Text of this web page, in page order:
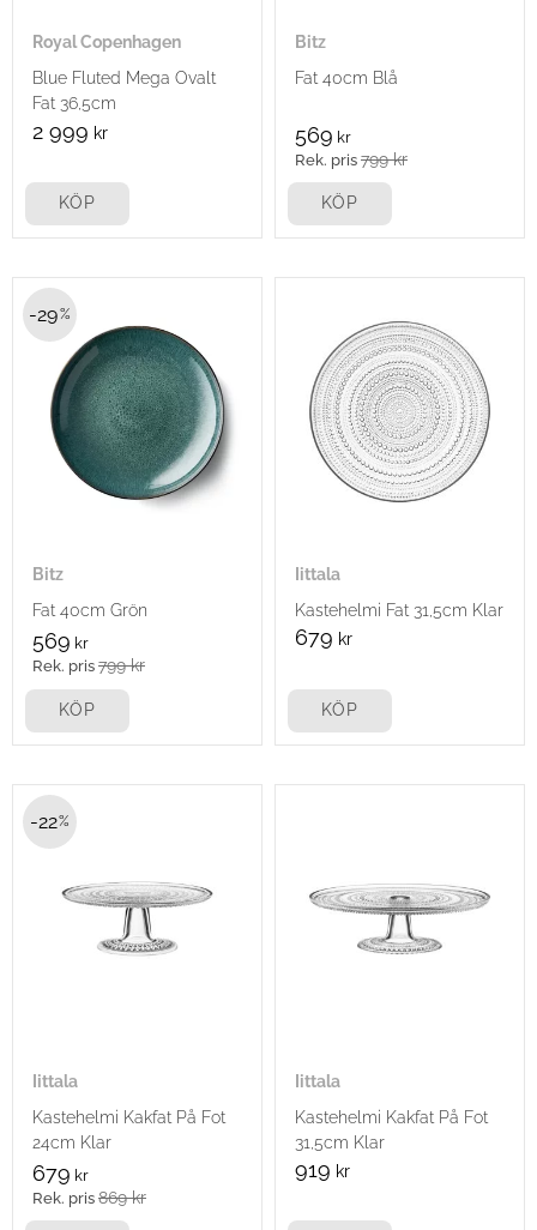
Royal Copenhagen
Blue Fluted Mega Ovalt
Fat 36,5cm
2 999 kr
KÖP
Bitz
Fat 40cm Blå
569 kr
799kr
KÖP
Bitz
Fat 40cm Grön
569 kr
799kr
29%
KÖP
Iittala
Kastehelmi Fat 31,5cm Klar
679 kr
KÖP
Iittala
Kastehelmi Kakfat På Fot
24cm Klar
679 kr
869kr
22%
Iittala
Kastehelmi Kakfat På Fot
31,5cm Klar
919 kr